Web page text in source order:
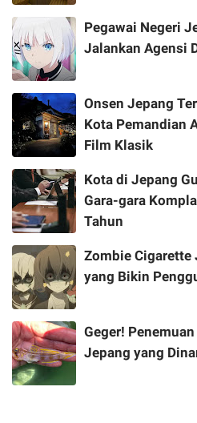
Pegawai Negeri
Jalankan Agensi
Onsen Jepang
Kota Pemandian
Film Klasik
Kota di Jepang
Gara-gara
Tahun
Zombie Cigarette
yang Bikin
Geger!
Jepang yang